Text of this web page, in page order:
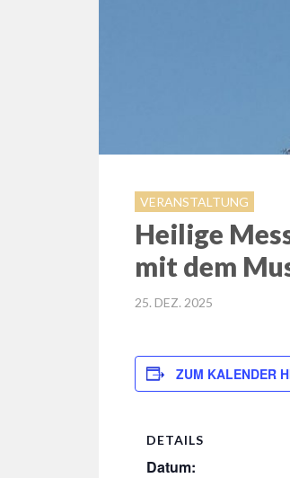
VERANSTALTUNG
Heilige
mit dem
POSTED
25. DEZ. 2025
ZUM KALENDER
DETAILS
Datum: